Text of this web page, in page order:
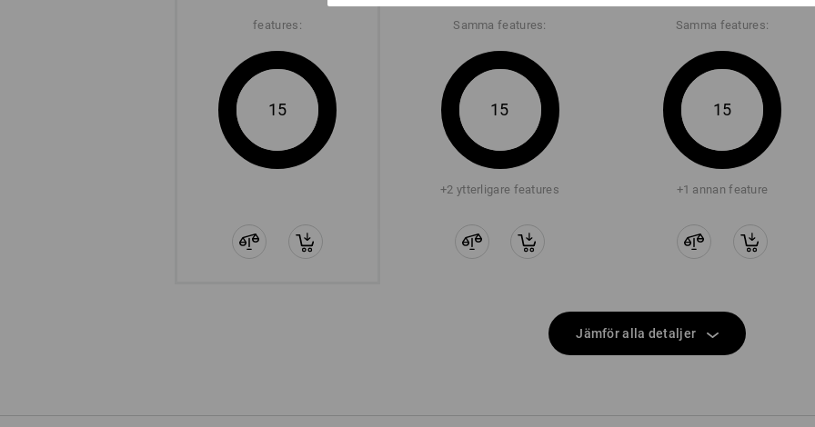
features:
15
Samma features:
15
+2 ytterligare features
Samma features:
15
+1 annan feature
Jämför alla detaljer